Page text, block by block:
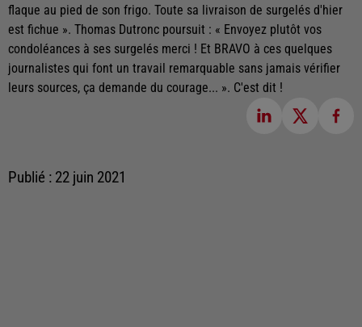
flaque au pied de son frigo. Toute sa livraison de surgelés d'hier
est fichue ». Thomas Dutronc poursuit : « Envoyez plutôt vos
condoléances à ses surgelés merci ! Et BRAVO à ces quelques
journalistes qui font un travail remarquable sans jamais vérifier
leurs sources, ça demande du courage... ». C'est dit !
Publié : 22 juin 2021